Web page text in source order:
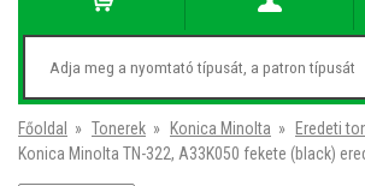
Főoldal » Tonerek » Konica Minolta » Eredeti
Konica Minolta TN-322, A33K050 fekete (black)